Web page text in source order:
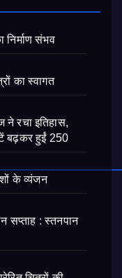
संभव
का स्वागत
रचा इतिहास,
बढ़कर हुईं 250
के व्यंजन
सप्ताह : स्तनपान